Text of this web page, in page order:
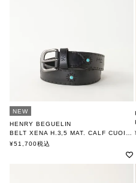
NEW
HENRY BEGUELIN
BELT XENA H.3,5 MAT. CALF CUOIO/ NERO
エンリー ベグリン
¥51,700税込